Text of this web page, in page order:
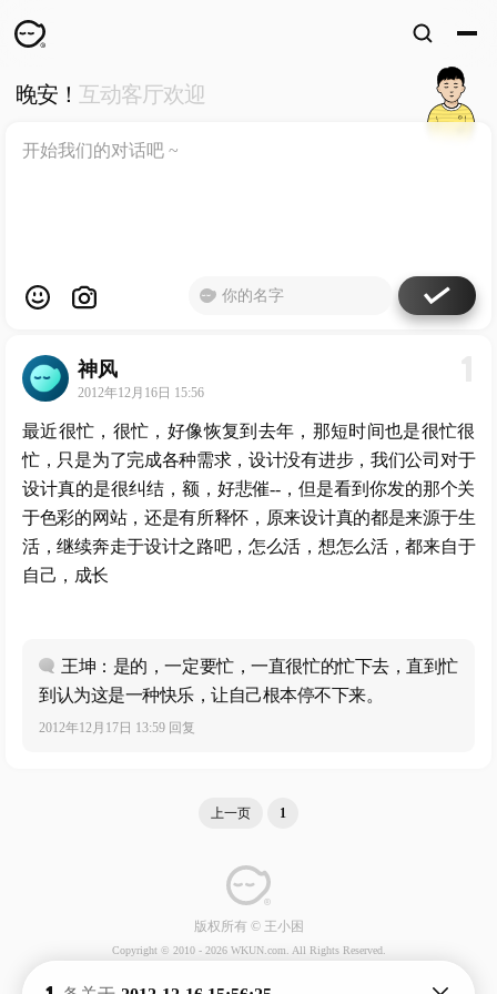
WKUN HOME
ABOUT ME
工作室
晚安！ 互动客厅欢迎
神风
2012年12月16日 15:56
最近很忙，很忙，好像恢复到去年，那短时间也是很忙很
忙，只是为了完成各种需求，设计没有进步，我们公司对于
设计真的是很纠结，额，好悲催--，但是看到你发的那个关
于色彩的网站，还是有所释怀，原来设计真的都是来源于生
活，继续奔走于设计之路吧，怎么活，想怎么活，都来自于
自己，成长
王坤：是的，一定要忙，一直很忙的忙下去，直到忙
到认为这是一种快乐，让自己根本停不下来。
2012年12月17日 13:59 回复
上一页 1
版权所有 © 王小困
Copyright © 2010 - 2026 WKUN.com. All Rights Reserved.